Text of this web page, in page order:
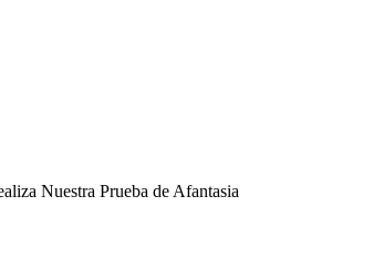
Nuestra Prueba de Afantasia